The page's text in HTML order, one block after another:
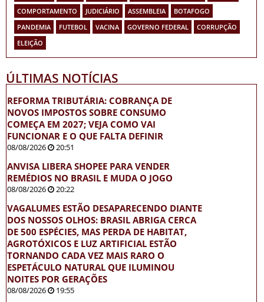
COMPORTAMENTO
JUDICIÁRIO ASSEMBLEIA
BOTAFOGO
PANDEMIA
FUTEBOL VACINA GOVERNO FEDERAL
CORRUPÇÃO
ELEIÇÃO
ÚLTIMAS NOTÍCIAS
REFORMA TRIBUTÁRIA: COBRANÇA DE
NOVOS IMPOSTOS SOBRE CONSUMO
COMEÇA EM 2027; VEJA COMO VAI
FUNCIONAR E O QUE FALTA DEFINIR
08/08/2026 20:51
ANVISA LIBERA SHOPEE PARA VENDER
REMÉDIOS NO BRASIL E MUDA O JOGO
08/08/2026 20:22
VAGALUMES ESTÃO DESAPARECENDO DIANTE
DOS NOSSOS OLHOS: BRASIL ABRIGA CERCA
DE 500 ESPÉCIES, MAS PERDA DE HABITAT,
AGROTÓXICOS E LUZ ARTIFICIAL ESTÃO
TORNANDO CADA VEZ MAIS RARO O
ESPETÁCULO NATURAL QUE ILUMINOU
NOITES POR GERAÇÕES
08/08/2026 19:55